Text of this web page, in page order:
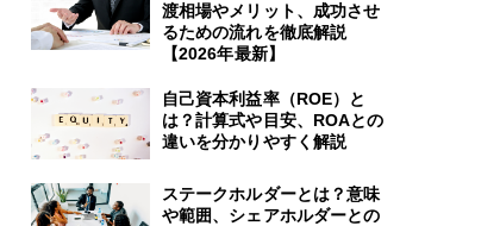
渡相場やメリット、成功させ
るための流れを徹底解説
【2026年最新】
自己資本利益率（ROE）と
は？計算式や目安、ROAとの
違いを分かりやすく解説
ステークホルダーとは？意味
や範囲、シェアホルダーとの